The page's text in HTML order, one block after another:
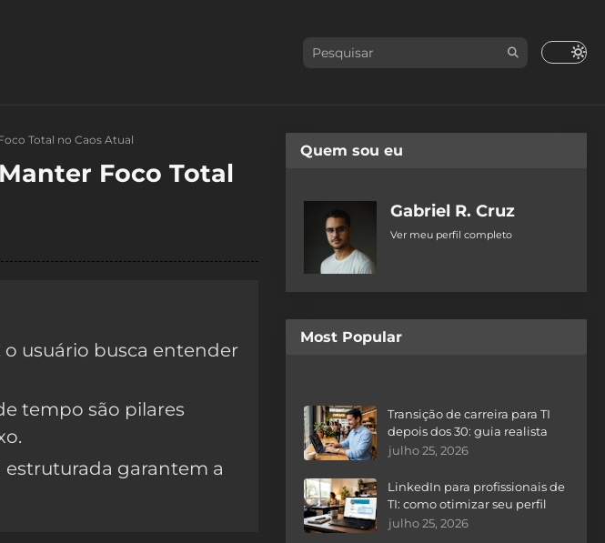
Total no Caos Atual
Foco Total
usuário busca entender
tempo são pilares
garantem a
Quem sou eu
Gabriel R. Cruz
Ver meu perfil completo
Most Popular
Transição de carreira para TI
depois dos 30: guia realista
julho 25, 2026
LinkedIn para profissionais de
TI: como otimizar seu perfil
julho 25, 2026